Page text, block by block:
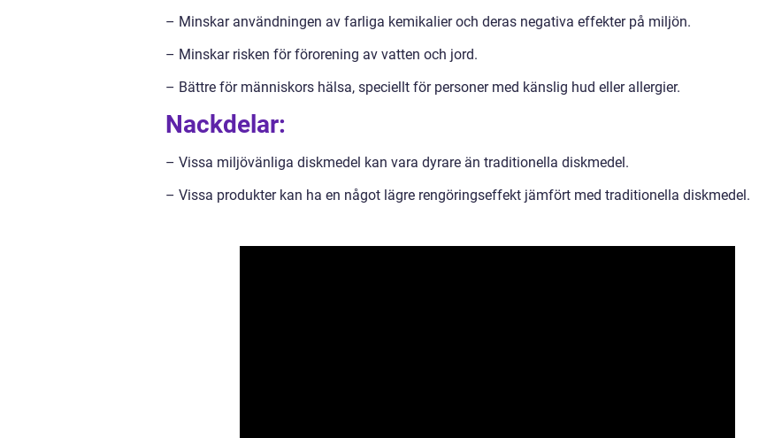
– Minskar användningen av farliga kemikalier och deras negativa effekter på miljön.
– Minskar risken för förorening av vatten och jord.
– Bättre för människors hälsa, speciellt för personer med känslig hud eller allergier.
Nackdelar:
– Vissa miljövänliga diskmedel kan vara dyrare än traditionella diskmedel.
– Vissa produkter kan ha en något lägre rengöringseffekt jämfört med traditionella diskmedel.